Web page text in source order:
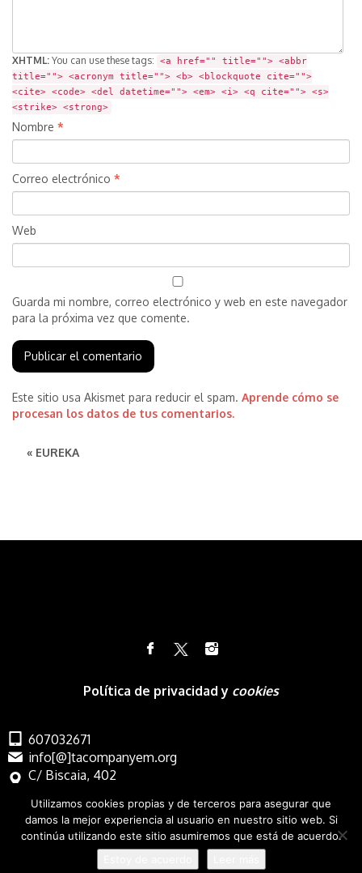
XHTML: You can use these tags:
<a href="" title=""> <abbr
title=""> <acronym title=""> <b> <blockquote cite="">
<cite> <code> <del datetime=""> <em> <i> <q cite=""> <s>
<strike> <strong>
Nombre *
Correo electrónico *
Web
Guarda mi nombre, correo electrónico y web en este navegador
para la próxima vez que comente.
Este sitio usa Akismet para reducir el spam. Aprende cómo se
procesan los datos de tus comentarios.
« EUREKA
Política de privacidad y cookies
607032671
info[@]tacompanyem.org
C/ Biscaia, 402
Utilizamos cookies propias y de terceros para asegurar que
damos la mejor experiencia al usuario en nuestro sitio web. Si
continúa utilizando este sitio asumiremos que está de acuerdo.